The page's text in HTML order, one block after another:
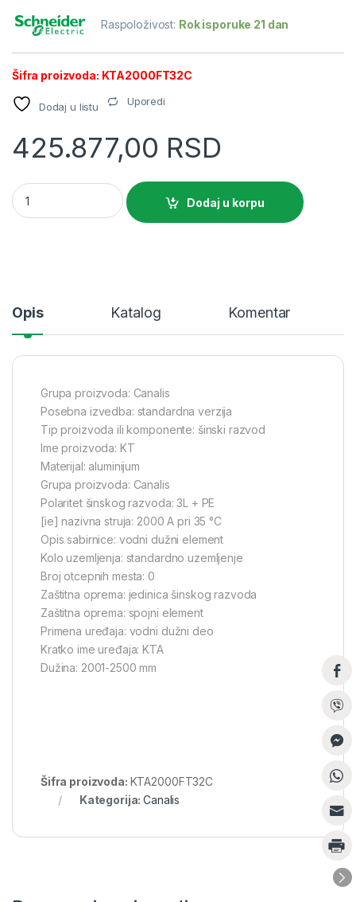
Raspoloživost: Rok isporuke 21 dan
Šifra proizvoda: KTA2000FT32C
Dodaj u listu Uporedi
425.877,00 RSD
SE Straight transport length Canalis KTA aluminium 2000A
Dodaj u korpu
Opis Katalog Komentar
Grupa proizvoda: Canalis
Posebna izvedba: standardna verzija
Tip proizvoda ili komponente: šinski razvod
Ime proizvoda: KT
Materijal: aluminijum
Grupa proizvoda: Canalis
Polaritet šinskog razvoda: 3L + PE
[ie] nazivna struja: 2000 A pri 35 °C
Opis sabirnice: vodni dužni element
Kolo uzemljenja: standardno uzemljenje
Broj otcepnih mesta: 0
Zaštitna oprema: jedinica šinskog razvoda
Zaštitna oprema: spojni element
Primena uređaja: vodni dužni deo
Kratko ime uređaja: KTA
Dužina: 2001-2500 mm
Šifra proizvoda: KTA2000FT32C
Kategorija:Canalis